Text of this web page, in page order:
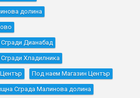
долина
Дианабад
Хладилника
Под наем Магазин Център
Сграда Малинова долина